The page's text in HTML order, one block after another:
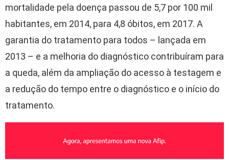
mortalidade pela doença passou de 5,7 por 100 mil
habitantes, em 2014, para 4,8 óbitos, em 2017. A
garantia do tratamento para todos – lançada em
2013 – e a melhoria do diagnóstico contribuíram para
a queda, além da ampliação do acesso à testagem e
a redução do tempo entre o diagnóstico e o início do
tratamento.